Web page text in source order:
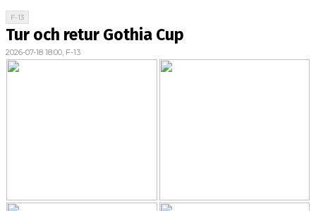
F-13
Tur och retur Gothia Cup
2026-07-18 18:00, F-13